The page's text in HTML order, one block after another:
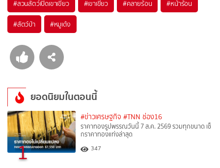
#สวนสัตว์เปิดเขาเขียว #เขาเขียว #คลายร้อน #หน้าร้อน
#สัตว์ป่า #หมูเด้ง
ยอดนิยมในตอนนี้
1
#ข่าวเศรษฐกิจ #TNN ช่อง16
ราคาทองรูปพรรณวันนี้ 7 ส.ค. 2569 รวมทุกขนาด เช็
กราคาทองแท่งล่าสุด
347